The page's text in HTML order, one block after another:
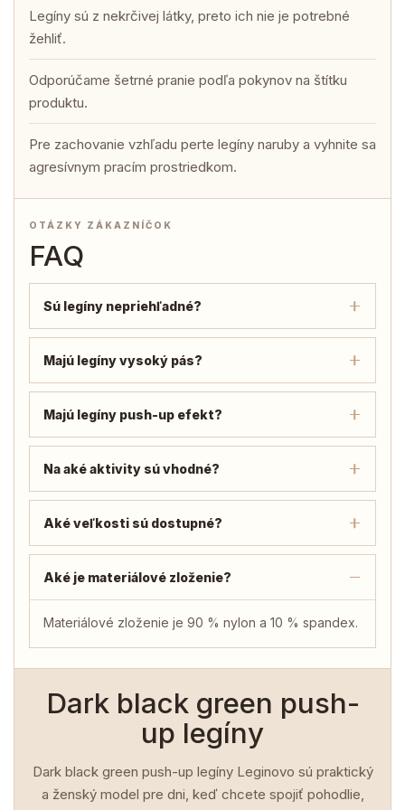
Legíny sú z nekrčivej látky, preto ich nie je potrebné
žehliť.
Odporúčame šetrné pranie podľa pokynov na štítku
produktu.
Pre zachovanie vzhľadu perte legíny naruby a vyhnite sa
agresívnym pracím prostriedkom.
OTÁZKY ZÁKAZNÍČOK
FAQ
Sú legíny nepriehľadné?
Majú legíny vysoký pás?
Majú legíny push-up efekt?
Na aké aktivity sú vhodné?
Aké veľkosti sú dostupné?
Aké je materiálové zloženie?
Materiálové zloženie je 90 % nylon a 10 % spandex.
Dark black green push-
up legíny
Dark black green push-up legíny Leginovo sú praktický
a ženský model pre dni, keď chcete spojiť pohodlie,